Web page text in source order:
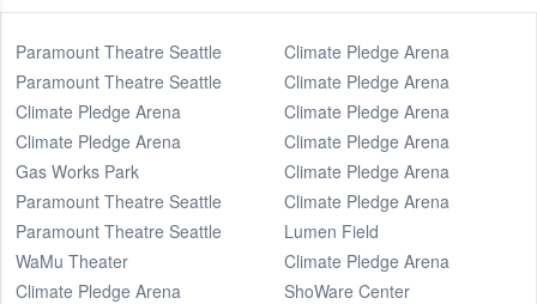
Paramount Theatre Seattle
Paramount Theatre Seattle
Climate Pledge Arena
Climate Pledge Arena
Gas Works Park
Paramount Theatre Seattle
Paramount Theatre Seattle
WaMu Theater
Climate Pledge Arena
Climate Pledge Arena
Climate Pledge Arena
Climate Pledge Arena
Climate Pledge Arena
Climate Pledge Arena
Climate Pledge Arena
Lumen Field
Climate Pledge Arena
ShoWare Center